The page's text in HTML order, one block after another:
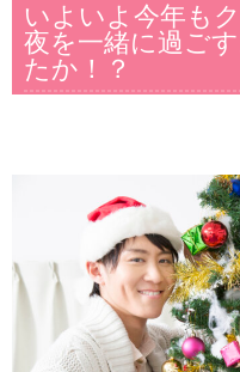
いよいよ今年も
夜を一緒に過ご
たか！？